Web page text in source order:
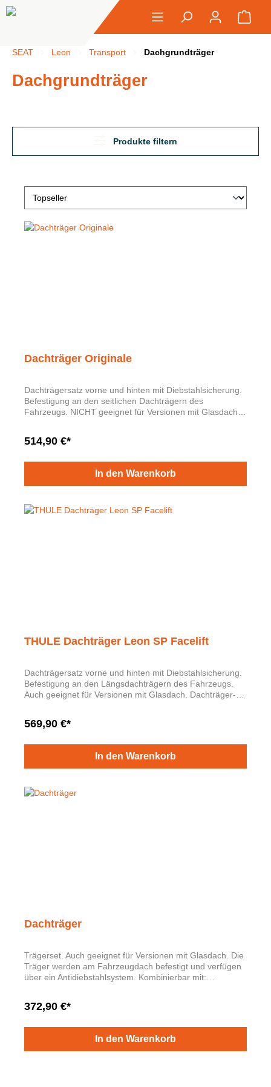
springen
SEAT Leon Transport Dachgrundträger
Dachgrundträger
Produkte filtern
Dachträger Originale
Dachträgersatz vorne und hinten mit Diebstahlsicherung.
Befestigung an den seitlichen Dachträgern des
Fahrzeugs. NICHT geeignet für Versionen mit Glasdach.
514,90 €*
In den Warenkorb
THULE Dachträger Leon SP Facelift
Dachträgersatz vorne und hinten mit Diebstahlsicherung.
Befestigung an den Längsdachträgern des Fahrzeugs.
Auch geeignet für Versionen mit Glasdach. Dachträger-
Dachbox 420 L OT-Nr. 000071200AB -Fahrradträger OT-
569,90 €*
In den Warenkorb
Dachträger
Trägerset. Auch geeignet für Versionen mit Glasdach. Die
Träger werden am Fahrzeugdach befestigt und verfügen
über ein Antidiebstahlsystem. Kombinierbar mit:
420 l Nr. 000071200S Dachbox 400 l Nr. 000071200R
372,90 €*
In den Warenkorb